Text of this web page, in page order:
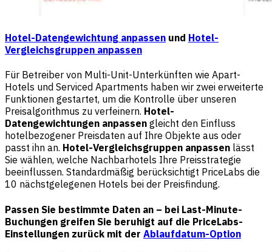
Hotel-Datengewichtung anpassen und Hotel-
Vergleichsgruppen anpassen
Für Betreiber von Multi-Unit-Unterkünften wie Apart-
Hotels und Serviced Apartments haben wir zwei erweiterte
Funktionen gestartet, um die Kontrolle über unseren
Preisalgorithmus zu verfeinern. Hotel-
Datengewichtungen anpassen gleicht den Einfluss
hotelbezogener Preisdaten auf Ihre Objekte aus oder
passt ihn an. Hotel-Vergleichsgruppen anpassen lässt
Sie wählen, welche Nachbarhotels Ihre Preisstrategie
beeinflussen. Standardmäßig berücksichtigt PriceLabs die
10 nächstgelegenen Hotels bei der Preisfindung.
Passen Sie bestimmte Daten an – bei Last-Minute-
Buchungen greifen Sie beruhigt auf die PriceLabs-
Einstellungen zurück mit der Ablaufdatum-Option